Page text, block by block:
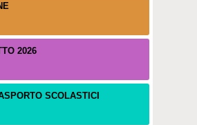
2026
SCOLASTICI